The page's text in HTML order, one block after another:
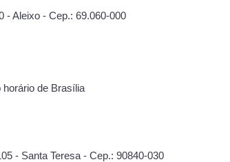
- Aleixo - Cep.: 69.060-000
horário de Brasília
- Santa Teresa - Cep.: 90840-030